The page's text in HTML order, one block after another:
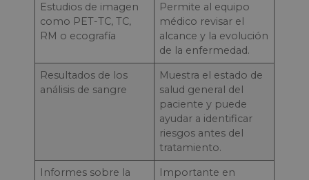
Estudios de imagen
como PET-TC, TC,
RM o ecografía
Permite al equipo
médico revisar el
alcance y la evolución
de la enfermedad.
Resultados de los
análisis de sangre
Muestra el estado de
salud general del
paciente y puede
ayudar a identificar
riesgos antes del
tratamiento.
Informes sobre la
Importante en